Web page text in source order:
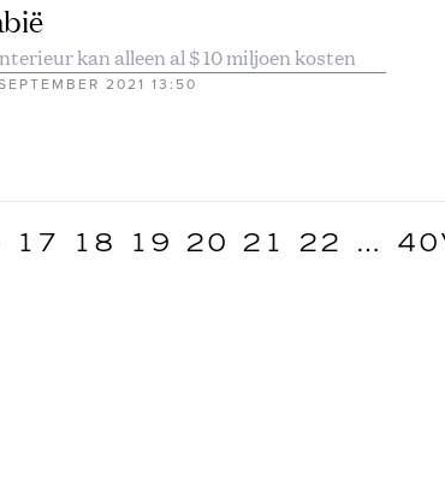
kan alleen al $ 10 miljoen kosten
2021 13:50
17 18 19 20 21 22 … 40